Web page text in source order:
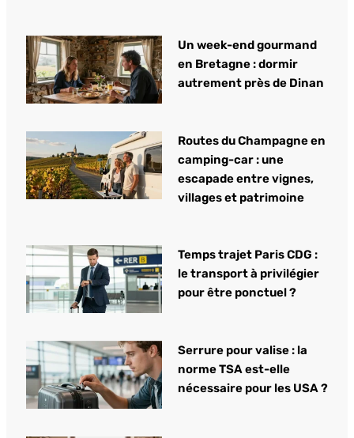
Un week-end gourmand
en Bretagne : dormir
autrement près de Dinan
Routes du Champagne en
camping-car : une
escapade entre vignes,
villages et patrimoine
Temps trajet Paris CDG :
le transport à privilégier
pour être ponctuel ?
Serrure pour valise : la
norme TSA est-elle
nécessaire pour les USA ?